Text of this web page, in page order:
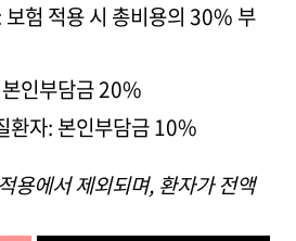
보험 적용 시 총비용의 30% 부
인부담금 20%
환자: 본인부담금 10%
용에서 제외되며, 환자가 전액